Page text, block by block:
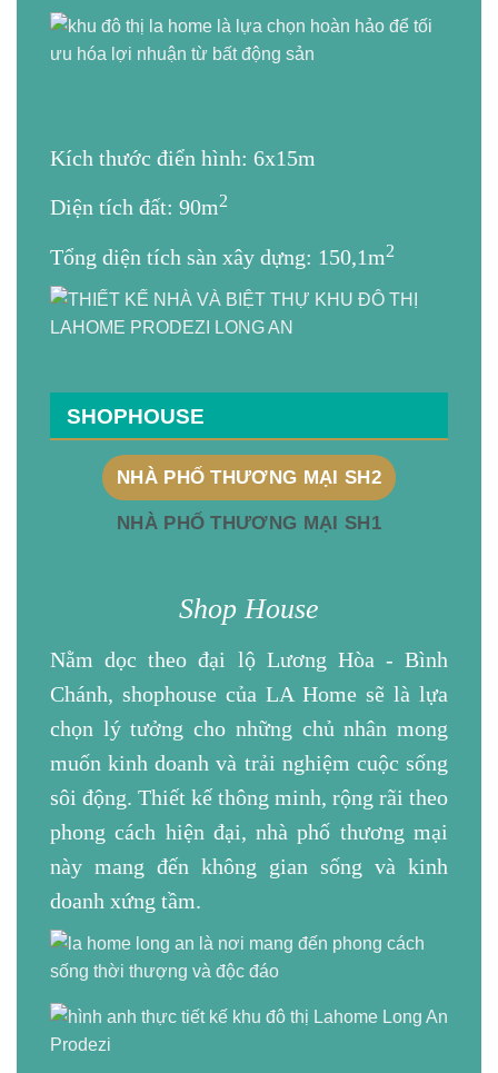
Kích thước điển hình: 6x15m
Diện tích đất: 90m2
Tổng diện tích sàn xây dựng: 150,1m2
SHOPHOUSE
NHÀ PHỐ THƯƠNG MẠI SH2
NHÀ PHỐ THƯƠNG MẠI SH1
Shop House
Nằm dọc theo đại lộ Lương Hòa - Bình
Chánh, shophouse của LA Home sẽ là lựa
chọn lý tưởng cho những chủ nhân mong
muốn kinh doanh và trải nghiệm cuộc sống
sôi động. Thiết kế thông minh, rộng rãi theo
phong cách hiện đại, nhà phố thương mại
này mang đến không gian sống và kinh
doanh xứng tầm.